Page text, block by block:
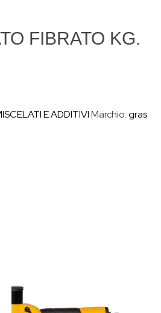
FIBRATO KG.
E ADDITIVIMarchio:gras